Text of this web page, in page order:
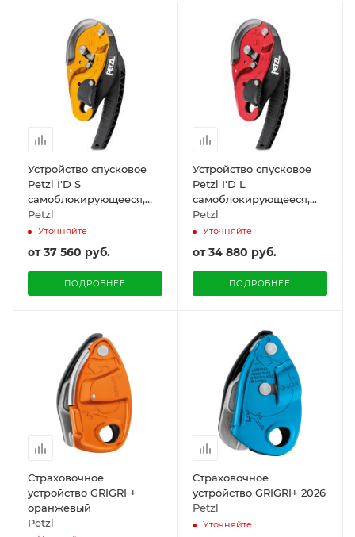
Устройство спусковое
Petzl I'D S
самоблокирующееся,
для высотных работ
Petzl
Уточняйте
от37 560 руб.
ПОДРОБНЕЕ
Устройство спусковое
Petzl I'D L
самоблокирующееся,
для высотных работ
Petzl
Уточняйте
от34 880 руб.
ПОДРОБНЕЕ
Страховочное
устройство GRIGRI +
оранжевый
Petzl
Страховочное
устройство GRIGRI+ 2026
Petzl
Уточняйте